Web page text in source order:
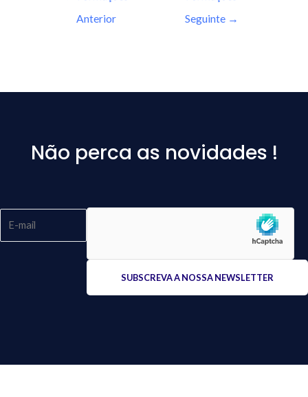
Anterior
Seguinte →
Não perca as novidades !